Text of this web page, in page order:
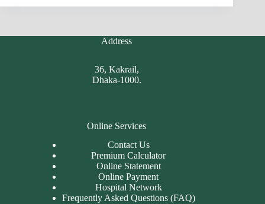
Address
36, Kakrail,
Dhaka-1000.
Online Services
Contact Us
Premium Calculator
Online Statement
Online Payment
Hospital Network
Frequently Asked Questions (FAQ)